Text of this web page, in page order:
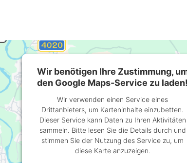
Wir benötigen Ihre Zustimmung,
den Google Maps-Service zu laden!
Wir verwenden einen Service eines
Drittanbieters, um Karteninhalte einzubetten.
Dieser Service kann Daten zu Ihren Aktivitäten
sammeln. Bitte lesen Sie die Details durch und
stimmen Sie der Nutzung des Service zu, um
diese Karte anzuzeigen.